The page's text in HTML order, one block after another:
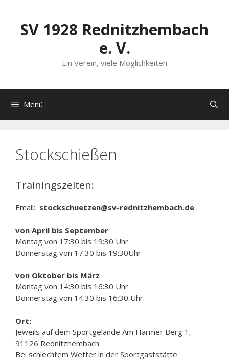
springenSV 1928 Rednitzhembach
e. V.
Ein Verein, viele Möglichkeiten
Menü
Stockschießen
Trainingszeiten:
Email: stockschuetzen@sv-rednitzhembach.de
von April bis September
Montag von 17:30 bis 19:30 Uhr
Donnerstag von 17:30 bis 19:30Uhr
von Oktober bis März
Montag von 14:30 bis 16:30 Uhr
Donnerstag von 14:30 bis 16:30 Uhr
Ort:
Jeweils auf dem Sportgelände Am Harmer Berg 1,
91126 Rednitzhembach.
Bei schlechtem Wetter in der Sportgaststätte